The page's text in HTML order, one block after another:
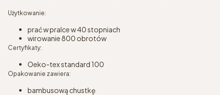
Użytkowanie:
prać w pralce w 40 stopniach
wirowanie 800 obrotów
Certyfikaty:
Oeko-tex standard 100
Opakowanie zawiera:
bambusową chustkę